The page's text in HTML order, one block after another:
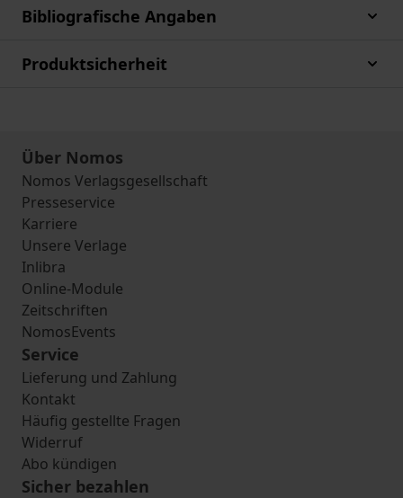
Bibliografische Angaben
Produktsicherheit
Über Nomos
Nomos Verlagsgesellschaft
Presseservice
Karriere
Unsere Verlage
Inlibra
Online-Module
Zeitschriften
NomosEvents
Service
Lieferung und Zahlung
Kontakt
Häufig gestellte Fragen
Widerruf
Abo kündigen
Sicher bezahlen